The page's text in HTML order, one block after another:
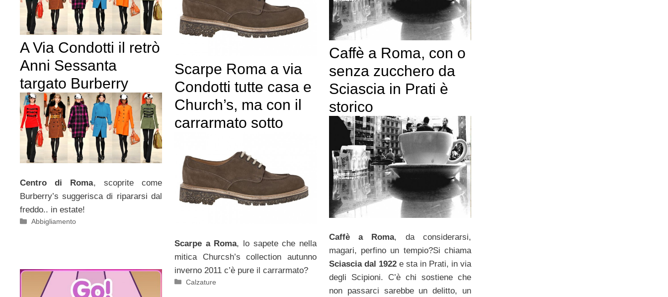
Caffè a Roma, con o
senza zucchero da
Sciascia in Prati è
storico
Caffè a Roma, da considerarsi,
magari, perfino un tempio?Si chiama
Sciascia dal 1922e sta in Prati, in via
degli Scipioni. C’è chi sostiene che
non passarci sarebbe un delitto, un
A Via Condotti il retrò
Anni Sessanta
targato Burberry
Centro di Roma, scoprite come
Burberry’s suggerisca di ripararsi dal
freddo.. in estate!
Categorie
Abbigliamento
Scarpe Roma a via
Condotti tutte casa e
Church’s, ma con il
carrarmato sotto
Scarpe a Roma, lo sapete che nella
mitica Churcsh’s collection autunno
inverno 2011 c’è pure il carrarmato?
Categorie
Calzature